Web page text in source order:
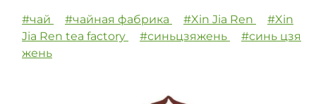
#чай #чайная фабрика #Xin Jia Ren
#Xin
Jia Ren tea factory
#синьцзяжень
#синь цзя
жень